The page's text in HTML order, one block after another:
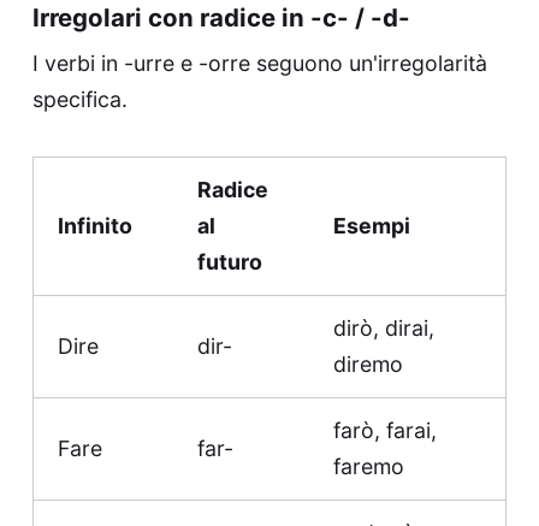
Irregolari con radice in -c- / -d-
I verbi in -urre e -orre seguono un'irregolarità
specifica.
Infinito
Radice
al
futuro
Esempi
Dire dir-
dirò, dirai,
diremo
Fare far-
farò, farai,
faremo